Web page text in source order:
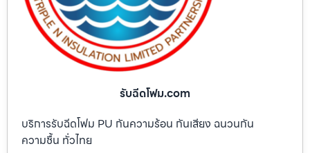
รับฉีดโฟม.com
บริการรับฉีดโฟม PU กันความร้อน กันเสียง ฉนวนกัน
ความชื้น ทั่วไทย